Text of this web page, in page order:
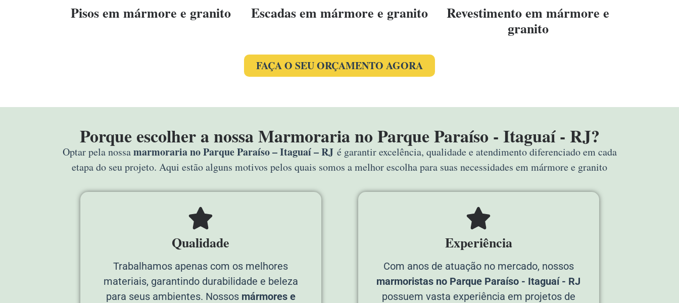
Pisos em mármore e granito Escadas em mármore e granito
Revestimento em mármore e
granito
FAÇA O SEU ORÇAMENTO AGORA
Porque escolher a nossa Marmoraria no Parque Paraíso - Itaguaí - RJ?
Optar pela nossamarmoraria no Parque Paraíso – Itaguaí – RJé garantir excelência, qualidade e atendimento diferenciado em cada
etapa do seu projeto. Aqui estão alguns motivos pelos quais somos a melhor escolha para suas necessidades em mármore e granito
Qualidade
Trabalhamos apenas com os melhores
materiais, garantindo durabilidade e beleza
para seus ambientes. Nossos mármores e
Experiência
Com anos de atuação no mercado, nossos
marmoristas no Parque Paraíso - Itaguaí - RJ
possuem vasta experiência em projetos de